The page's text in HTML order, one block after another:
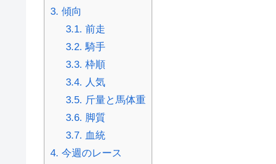
3. 傾向
3.1. 前走
3.2. 騎手
3.3. 枠順
3.4. 人気
3.5. 斤量と馬体重
3.6. 脚質
3.7. 血統
4. 今週のレース